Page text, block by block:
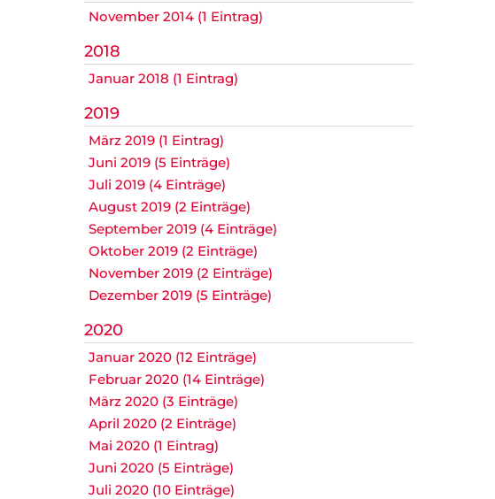
November 2014 (1 Eintrag)
2018
Januar 2018 (1 Eintrag)
2019
März 2019 (1 Eintrag)
Juni 2019 (5 Einträge)
Juli 2019 (4 Einträge)
August 2019 (2 Einträge)
September 2019 (4 Einträge)
Oktober 2019 (2 Einträge)
November 2019 (2 Einträge)
Dezember 2019 (5 Einträge)
2020
Januar 2020 (12 Einträge)
Februar 2020 (14 Einträge)
März 2020 (3 Einträge)
April 2020 (2 Einträge)
Mai 2020 (1 Eintrag)
Juni 2020 (5 Einträge)
Juli 2020 (10 Einträge)